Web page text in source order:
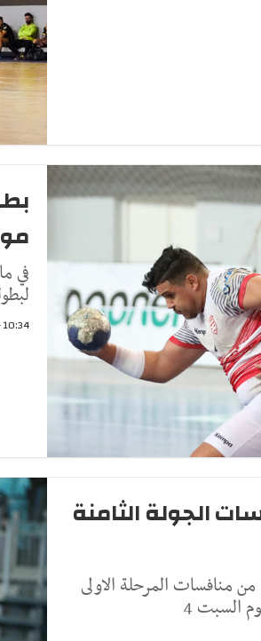
في
10:34 - 2025/10/04
الجولة الثامنة
من منافسات المرحلة الاولى
السبت 4